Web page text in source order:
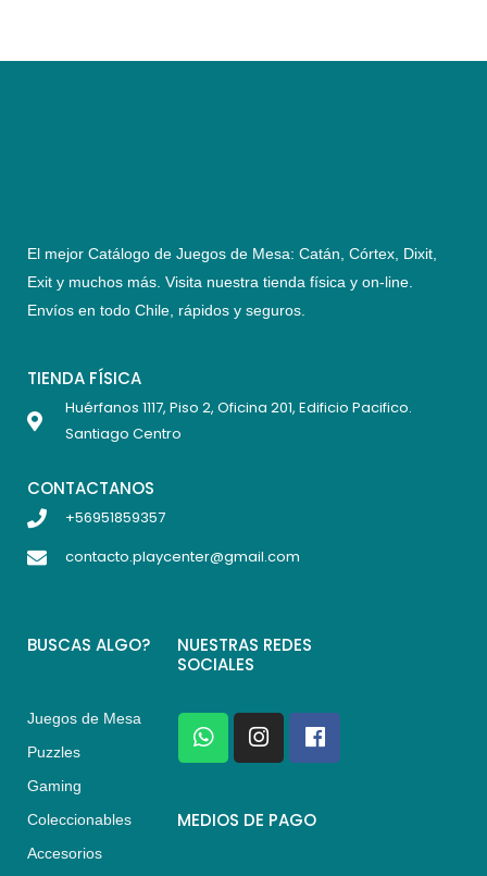
El mejor Catálogo de Juegos de Mesa: Catán, Córtex, Dixit,
Exit y muchos más. Visita nuestra tienda física y on-line.
Envíos en todo Chile, rápidos y seguros
TIENDA FÍSICA
Huérfanos 1117, Piso 2, Oficina 201, Edificio Pacifico.
Santiago Centro
CONTACTANOS
+56951859357
contacto.playcenter@gmail.com
BUSCAS ALGO?
Juegos de Mesa
Puzzles
Gaming
Coleccionables
Accesorios
NUESTRAS REDES
SOCIALES
W
h
a
s
I
n
s
a
F
a
c
b
MEDIOS DE PAGO